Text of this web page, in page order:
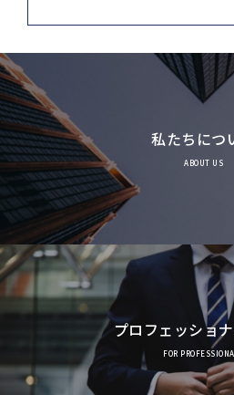
私たちにつ
ABOUT US
プロフェッショ
FOR